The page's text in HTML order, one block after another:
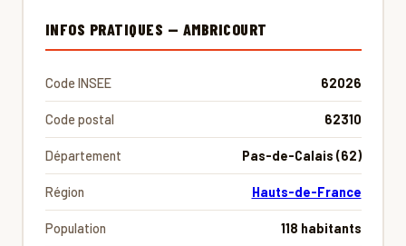
INFOS PRATIQUES — AMBRICOURT
Code INSEE 62026
Code postal 62310
Département Pas-de-Calais (62)
Région Hauts-de-France
Population 118 habitants